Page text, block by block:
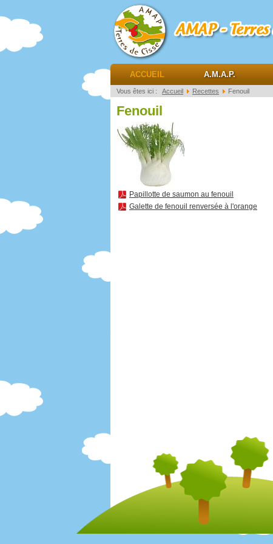
AMAP Terres de cisse
ACCUEIL A.M.A.P.
Vous êtes ici : Accueil Recettes Fenouil
Fenouil
Papillotte de saumon au fenouil
Galette de fenouil renversée à l'orange